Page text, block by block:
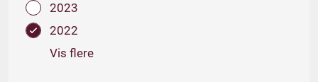
2023
2022
Vis flere